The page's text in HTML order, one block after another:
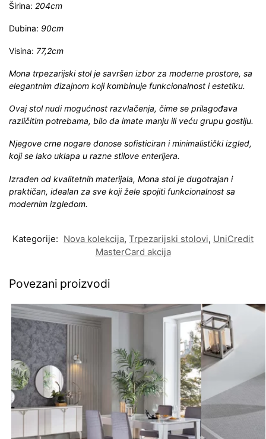
Širina: 204cm
Dubina: 90cm
Visina: 77,2cm
Mona trpezarijski stol je savršen izbor za moderne prostore, sa
elegantnim dizajnom koji kombinuje funkcionalnost i estetiku.
Ovaj stol nudi mogućnost razvlačenja, čime se prilagođava
različitim potrebama, bilo da imate manju ili veću grupu gostiju.
Njegove crne nogare donose sofisticiran i minimalistički izgled,
koji se lako uklapa u razne stilove enterijera.
Izrađen od kvalitetnih materijala, Mona stol je dugotrajan i
praktičan, idealan za sve koji žele spojiti funkcionalnost sa
modernim izgledom.
Kategorije: Nova kolekcija, Trpezarijski stolovi, UniCredit
MasterCard akcija
Povezani proizvodi